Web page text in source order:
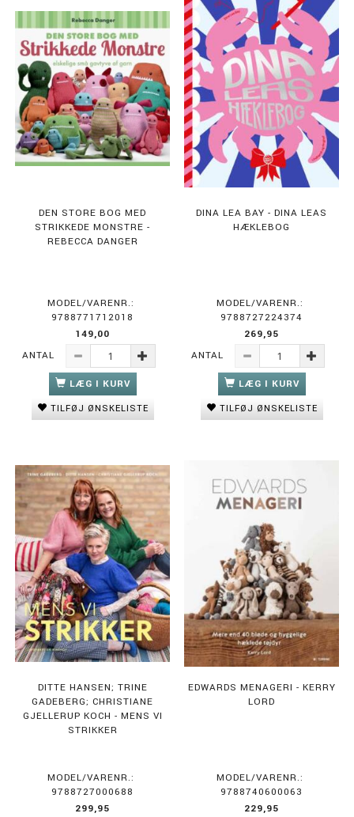
DEN STORE BOG MED
STRIKKEDE MONSTRE -
REBECCA DANGER
MODEL/VARENR.:
9788771712018
149,00
ANTAL
LÆG I KURV
TILFØJ ØNSKELISTE
DINA LEA BAY - DINA LEAS
HÆKLEBOG
MODEL/VARENR.:
9788727224374
269,95
ANTAL
LÆG I KURV
TILFØJ ØNSKELISTE
DITTE HANSEN; TRINE
GADEBERG; CHRISTIANE
GJELLERUP KOCH - MENS VI
STRIKKER
MODEL/VARENR.:
9788727000688
299,95
EDWARDS MENAGERI - KERRY
LORD
MODEL/VARENR.:
9788740600063
229,95